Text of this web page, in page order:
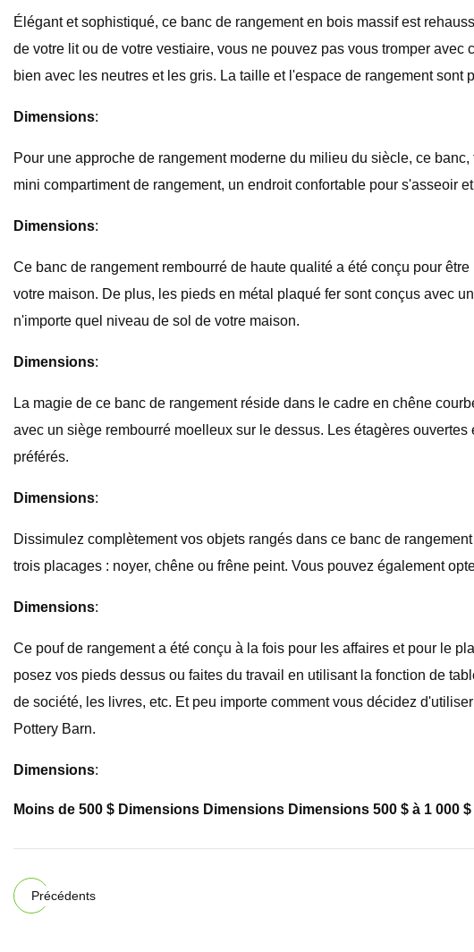
Élégant et sophistiqué, ce banc de rangement en bois massif est
de votre lit ou de votre vestiaire, vous ne pouvez pas vous tromper
bien avec les neutres et les gris. La taille et l'espace de rangement
Dimensions:
Pour une approche de rangement moderne du milieu du siècle, ce
mini compartiment de rangement, un endroit confortable pour s'asseoir
Dimensions:
Ce banc de rangement rembourré de haute qualité a été conçu pour
votre maison. De plus, les pieds en métal plaqué fer sont conçus avec
n'importe quel niveau de sol de votre maison.
Dimensions:
La magie de ce banc de rangement réside dans le cadre en chêne
avec un siège rembourré moelleux sur le dessus. Les étagères
préférés.
Dimensions:
Dissimulez complètement vos objets rangés dans ce banc de
trois placages : noyer, chêne ou frêne peint. Vous pouvez également
Dimensions:
Ce pouf de rangement a été conçu à la fois pour les affaires et pour le
posez vos pieds dessus ou faites du travail en utilisant la fonction de
de société, les livres, etc. Et peu importe comment vous décidez
Pottery Barn.
Dimensions:
Moins de 500 $ Dimensions Dimensions Dimensions 500 $ à 1
Précédents